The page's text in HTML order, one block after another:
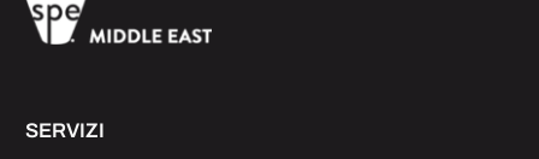
SERVIZI